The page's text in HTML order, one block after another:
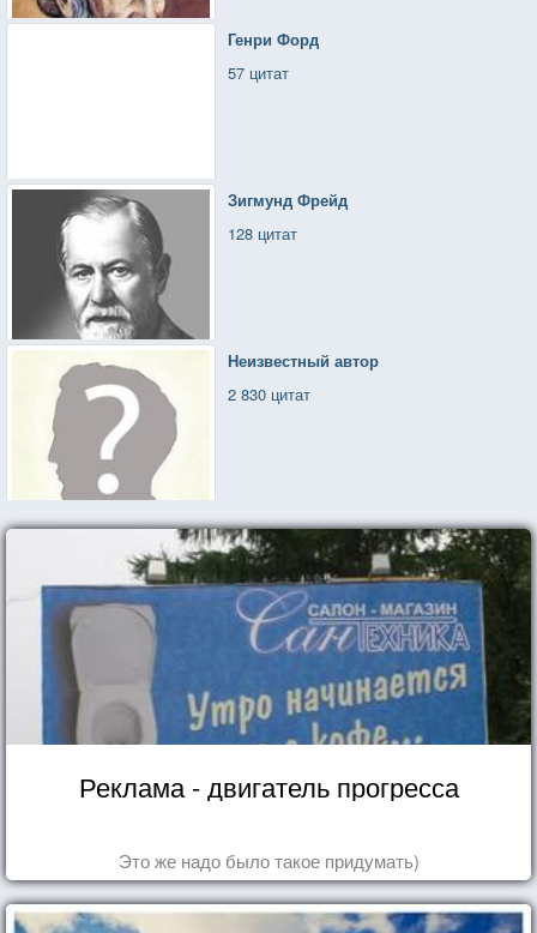
Генри Форд
57 цитат
Зигмунд Фрейд
128 цитат
Неизвестный автор
2 830 цитат
Реклама - двигатель прогресса
Это же надо было такое придумать)